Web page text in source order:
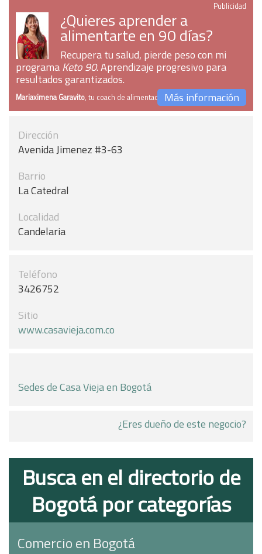
Publicidad
¿Quieres aprender a
alimentarte en 90 días?
Recupera tu salud, pierde peso con mi
programaKeto 90. Aprendizaje progresivo para
resultados garantizados.
Mariaximena Garavito, tu coach de alimentaciónMás información
Dirección
Avenida Jimenez #3-63
Barrio
La Catedral
Localidad
Candelaria
Teléfono
3426752
Sitio
www.casavieja.com.co
Sedes de Casa Vieja en Bogotá
¿Eres dueño de este negocio?
Busca en el directorio de
Bogotá por categorías
Comercio en Bogotá